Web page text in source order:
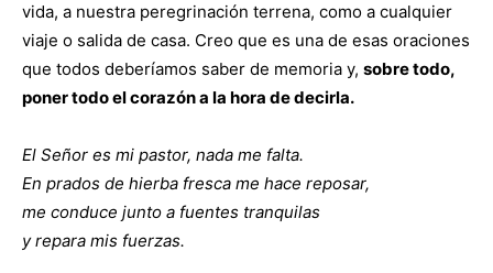
vida, a nuestra peregrinación terrena, como a cualquier
viaje o salida de casa. Creo que es una de esas oraciones
que todos deberíamos saber de memoria y, sobre todo,
poner todo el corazón a la hora de decirla.
El Señor es mi pastor, nada me falta.
En prados de hierba fresca me hace reposar,
me conduce junto a fuentes tranquilas
y repara mis fuerzas.